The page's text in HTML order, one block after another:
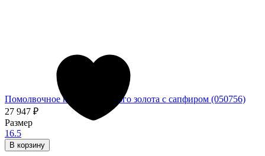
Помолвочное кольцо из белого золота с сапфиром (050756)
27 947 ₽
Размер
16.5
В корзину